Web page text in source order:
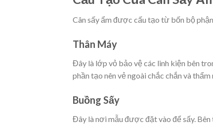
Cân sấy ẩm được cấu tạo từ bốn bộ
Thân Máy
Đây là lớp vỏ bảo vệ các linh kiện bên
phần tạo nên vẻ ngoài chắc chắn và
Buồng Sấy
Đây là nơi mẫu được đặt vào để sấy. Bên